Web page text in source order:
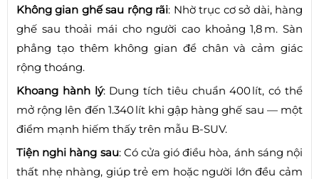
Không gian ghế sau rộng rãi: Nhờ trục cơ sở dài, hàng
ghế sau thoải mái cho người cao khoảng 1,8 m. Sàn
phẳng tạo thêm không gian để chân và cảm giác
rộng thoáng.
Khoang hành lý: Dung tích tiêu chuẩn 400 lít, có thể
mở rộng lên đến 1.340 lít khi gập hàng ghế sau — một
điểm mạnh hiếm thấy trên mẫu B‑SUV.
Tiện nghi hàng sau: Có cửa gió điều hòa, ánh sáng nội
thất nhẹ nhàng, giúp trẻ em hoặc người lớn đều cảm